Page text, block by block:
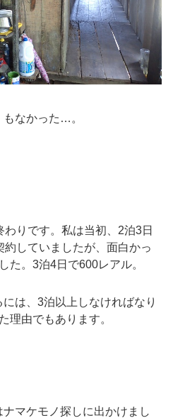
なかった…。
りです。私は当初、2泊3日
していましたが、面白かっ
た。3泊4日で600レアル。
は、3泊以上しなければなり
理由でもあります。
マケモノ探しに出かけまし